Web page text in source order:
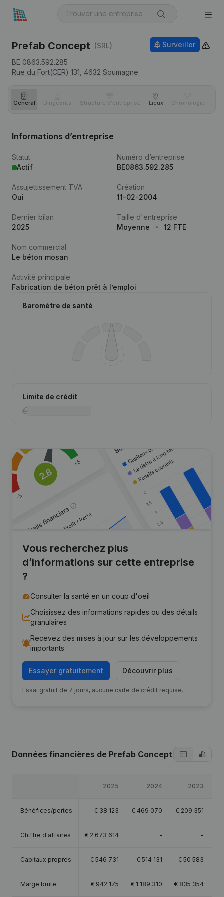
Prefab Concept (SRL)
BE 0863.592.285
Rue du Fort(CER) 131, 4632 Soumagne
Surveiller
Général Dirigeants Structure d'entreprise Lieux Chronologie
Informations d’entreprise
Statut
Actif
Numéro d’entreprise
BE0863.592.285
Assujettissement TVA
Oui
Création
11-02-2004
Dernier bilan
2025
Taille d'entreprise
Moyenne
12 FTE
Nom commercial
Le béton mosan
Activité principale
Fabrication de béton prêt à l’emploi
Baromètre de santé
Limite de crédit
Vous recherchez plus
d’informations sur cette entreprise
?
Consulter la santé en un coup d'oeil
Choisissez des informations rapides ou des détails
granulaires
Recevez des mises à jour sur les développements
importants
Essayer gratuitement Découvrir plus
Essai gratuit de 7 jours, aucune carte de crédit requise.
Données financières de Prefab Concept
2025 2024 2023
Bénéfices/pertes € 38 123 € 469 070 € 209 351
Chiffre d'affaires € 2 673 614 - -
Capitaux propres € 546 731 € 514 131 € 50 583
Marge brute € 942 175 € 1 189 310 € 835 354